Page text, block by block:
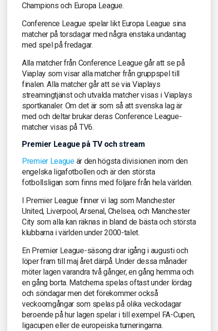
Champions och Europa League.
Conference League spelar likt Europa League sina
matcher på torsdagar med några enstaka undantag
med spel på fredagar.
Alla matcher från Conference League går att se på
Viaplay som visar alla matcher från gruppspel till
finalen. Alla matcher går att se via Viaplays
streamingtjänst och utvalda matcher visas i Viaplays
sportkanaler. Om det är som så att svenska lag är
med och deltar brukar deras Conference League-
matcher visas på TV6.
Premier League på TV och stream
Premier Leagueär den högsta divisionen inom den
engelska ligafotbollen och är den största
fotbollsligan som finns med följare från hela världen.
I Premier League finner vi lag som Manchester
United, Liverpool, Arsenal, Chelsea, och Manchester
City som alla kan räknas in bland de bästa och största
klubbarna i världen under 2000-talet.
En Premier League-säsong drar igång i augusti och
löper fram till maj året därpå. Under dessa månader
möter lagen varandra två gånger, en gång hemma och
en gång borta. Matcherna spelas oftast under lördag
och söndagar men det förekommer också
veckoomgångar som spelas på olika veckodagar
beroende på hur lagen spelar i till exempel FA-Cupen,
ligacupen eller de europeiska turneringarna.